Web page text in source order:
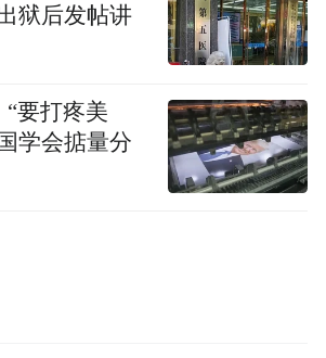
狱后发帖讲
要打疼美
学会掂量分